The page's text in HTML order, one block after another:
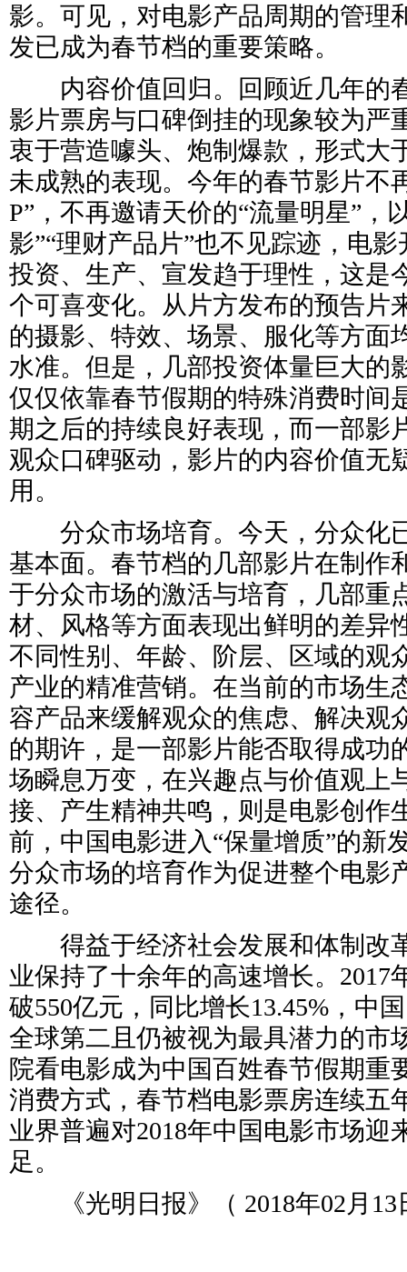
影。可见，对电影产品周期的管理
发已成为春节档的重要策略。
内容价值回归。回顾近几年的
影片票房与口碑倒挂的现象较为严
衷于营造噱头、炮制爆款，形式大
未成熟的表现。今年的春节影片不
P”，不再邀请天价的“流量明星”，
影”“理财产品片”也不见踪迹，电
投资、生产、宣发趋于理性，这是
个可喜变化。从片方发布的预告片
的摄影、特效、场景、服化等方面
水准。但是，几部投资体量巨大的
仅仅依靠春节假期的特殊消费时间
期之后的持续良好表现，而一部影
观众口碑驱动，影片的内容价值无
用。
分众市场培育。今天，分众化
基本面。春节档的几部影片在制作
于分众市场的激活与培育，几部重
材、风格等方面表现出鲜明的差异
不同性别、年龄、阶层、区域的观
产业的精准营销。在当前的市场生
容产品来缓解观众的焦虑、解决观
的期许，是一部影片能否取得成功
场瞬息万变，在兴趣点与价值观上
接、产生精神共鸣，则是电影创作
前，中国电影进入“保量增质”的新
分众市场的培育作为促进整个电影
途径。
得益于经济社会发展和体制改
业保持了十余年的高速增长。2017
破550亿元，同比增长13.45%，中
全球第二且仍被视为最具潜力的市
院看电影成为中国百姓春节假期重
消费方式，春节档电影票房连续五
业界普遍对2018年中国电影市场迎
足。
《光明日报》（ 2018年02月13